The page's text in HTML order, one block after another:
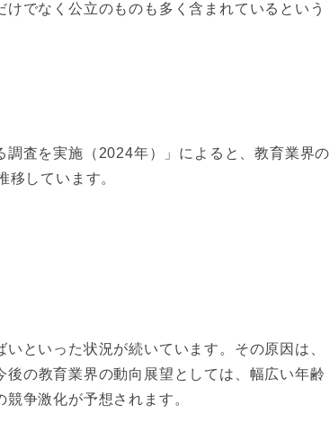
でなく公立のものも多く含まれているという
査を実施（2024年）」によると、教育業界の
しています。
といった状況が続いています。その原因は、
後の教育業界の動向展望としては、幅広い年齢
争激化が予想されます。